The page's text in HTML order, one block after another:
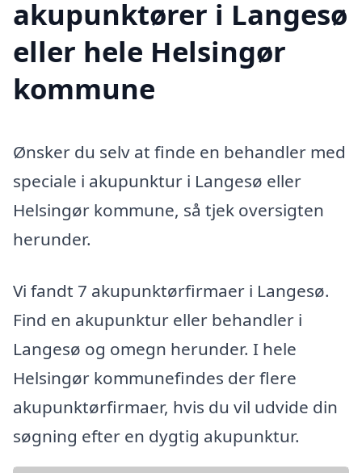
akupunktører i Langesø
eller hele Helsingør
kommune
Ønsker du selv at finde en behandler med
speciale i akupunktur i Langesø eller
Helsingør kommune, så tjek oversigten
herunder.
Vi fandt 7 akupunktørfirmaer i Langesø.
Find en akupunktur eller behandler i
Langesø og omegn herunder. I hele
Helsingør kommunefindes der flere
akupunktørfirmaer, hvis du vil udvide din
søgning efter en dygtig akupunktur.